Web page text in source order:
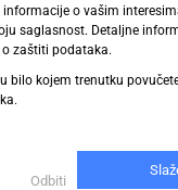
o vašim
saglasnost. Detaljne
zaštiti podataka.
bilo kojem trenutku
Odbiti